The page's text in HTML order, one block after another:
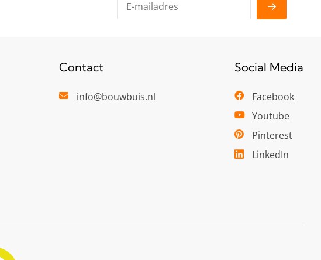
Contact
info@bouwbuis.nl
Social Media
Facebook
Youtube
Pinterest
LinkedIn